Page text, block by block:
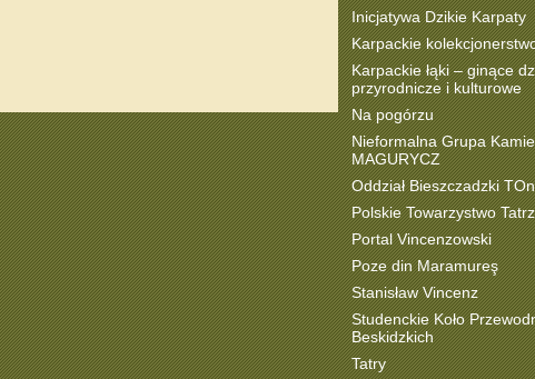
Inicjatywa Dzikie Karpaty
Karpackie
Karpackie łąki – ginące
przyrodnicze i kulturowe
Na pogórzu
Nieformalna Grupa
MAGURYCZ
Oddział Bieszczadzki
Polskie Towarzystwo
Portal Vincenzowski
Poze din Maramureş
Stanisław Vincenz
Studenckie Koło
Beskidzkich
Tatry